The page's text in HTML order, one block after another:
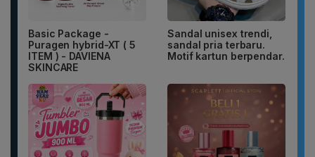
Basic Package -
Puragen hybrid-XT ( 5
ITEM ) - DAVIENA
SKINCARE
Sandal unisex trendi,
sandal pria terbaru.
Motif kartun berpendar.